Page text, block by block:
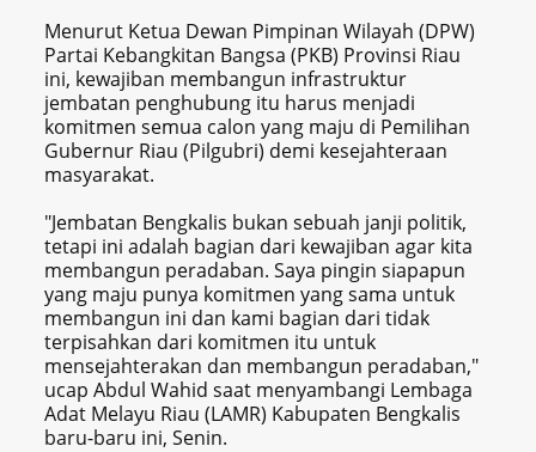
Menurut Ketua Dewan Pimpinan Wilayah (DPW)
Partai Kebangkitan Bangsa (PKB) Provinsi Riau
ini, kewajiban membangun infrastruktur
jembatan penghubung itu harus menjadi
komitmen semua calon yang maju di Pemilihan
Gubernur Riau (Pilgubri) demi kesejahteraan
masyarakat.
"Jembatan Bengkalis bukan sebuah janji politik,
tetapi ini adalah bagian dari kewajiban agar kita
membangun peradaban. Saya pingin siapapun
yang maju punya komitmen yang sama untuk
membangun ini dan kami bagian dari tidak
terpisahkan dari komitmen itu untuk
mensejahterakan dan membangun peradaban,"
ucap Abdul Wahid saat menyambangi Lembaga
Adat Melayu Riau (LAMR) Kabupaten Bengkalis
baru-baru ini, Senin.